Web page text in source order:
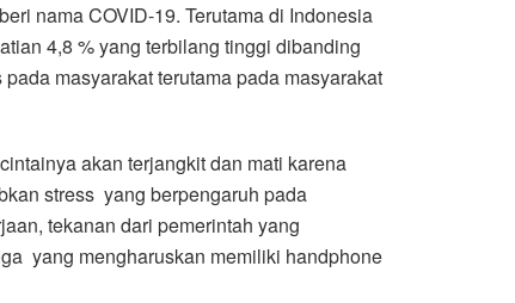
nama COVID-19. Terutama di Indonesia
4,8 % yang terbilang tinggi dibanding
masyarakat terutama pada masyarakat
akan terjangkit dan mati karena
stress yang berpengaruh pada
tekanan dari pemerintah yang
yang mengharuskan memiliki handphone